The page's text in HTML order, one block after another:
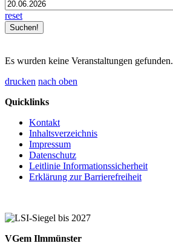
reset
Es wurden keine Veranstaltungen gefunden.
drucken nach oben
Quicklinks
Kontakt
Inhaltsverzeichnis
Impressum
Datenschutz
Leitlinie Informationssicherheit
Erklärung zur Barrierefreiheit
VGem Ilmmünster